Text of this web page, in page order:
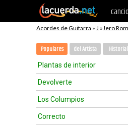
Acordes de Guitarra » J »Jero
Populares del Artista Historial
Plantas de interior
Devolverte
Los Columpios
Correcto